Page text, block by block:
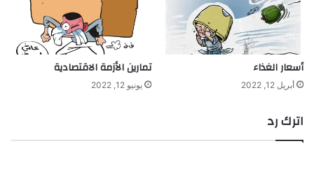
أسعار الغذاء
أبريل 12, 2022
تمارين الأزمة الاقتصادية
يونيو 12, 2022
اترك رد